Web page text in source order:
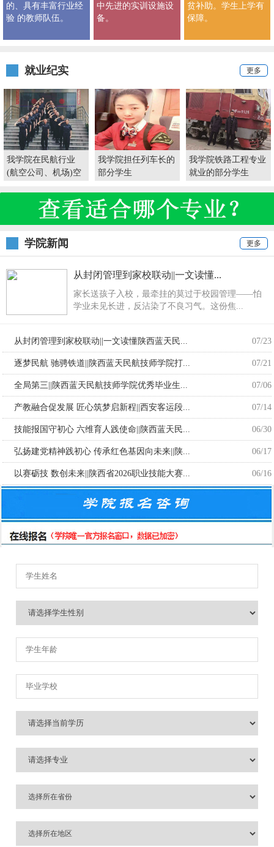
的、具有丰富行业经
验 的教师队伍。
中先进的实训设施设
备。
贫补助。学生上学有
保障。
就业纪实 更多
我学院在民航行业
(航空公司、机场)空
我学院担任列车长的
部分学生
我学院铁路工程专业
就业的部分学生
学院新闻 更多
从封闭管理到家校联动||一文读懂...
家长送孩子入校，最牵挂的莫过于校园管理——怕
学业未见长进，反沾染了不良习气。这份焦...
从封闭管理到家校联动||一文读懂陕西蓝天民... 07/23
逐梦民航 驰骋铁道||陕西蓝天民航技师学院打... 07/21
全局第三||陕西蓝天民航技师学院优秀毕业生... 07/06
产教融合促发展 匠心筑梦启新程||西安客运段... 07/14
技能报国守初心 六维育人践使命||陕西蓝天民... 06/30
弘扬建党精神践初心 传承红色基因向未来||陕... 06/17
以赛砺技 数创未来||陕西省2026职业技能大赛... 06/16